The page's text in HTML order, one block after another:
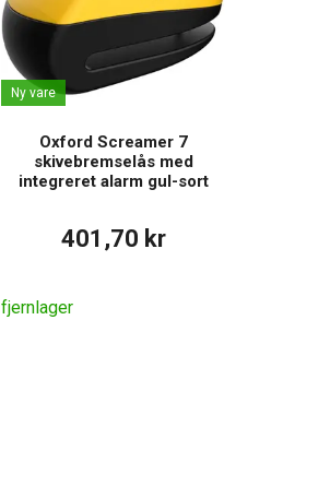
Ny vare
Oxford Screamer 7
skivebremselås med
integreret alarm gul-sort
401,70 kr
fjernlager